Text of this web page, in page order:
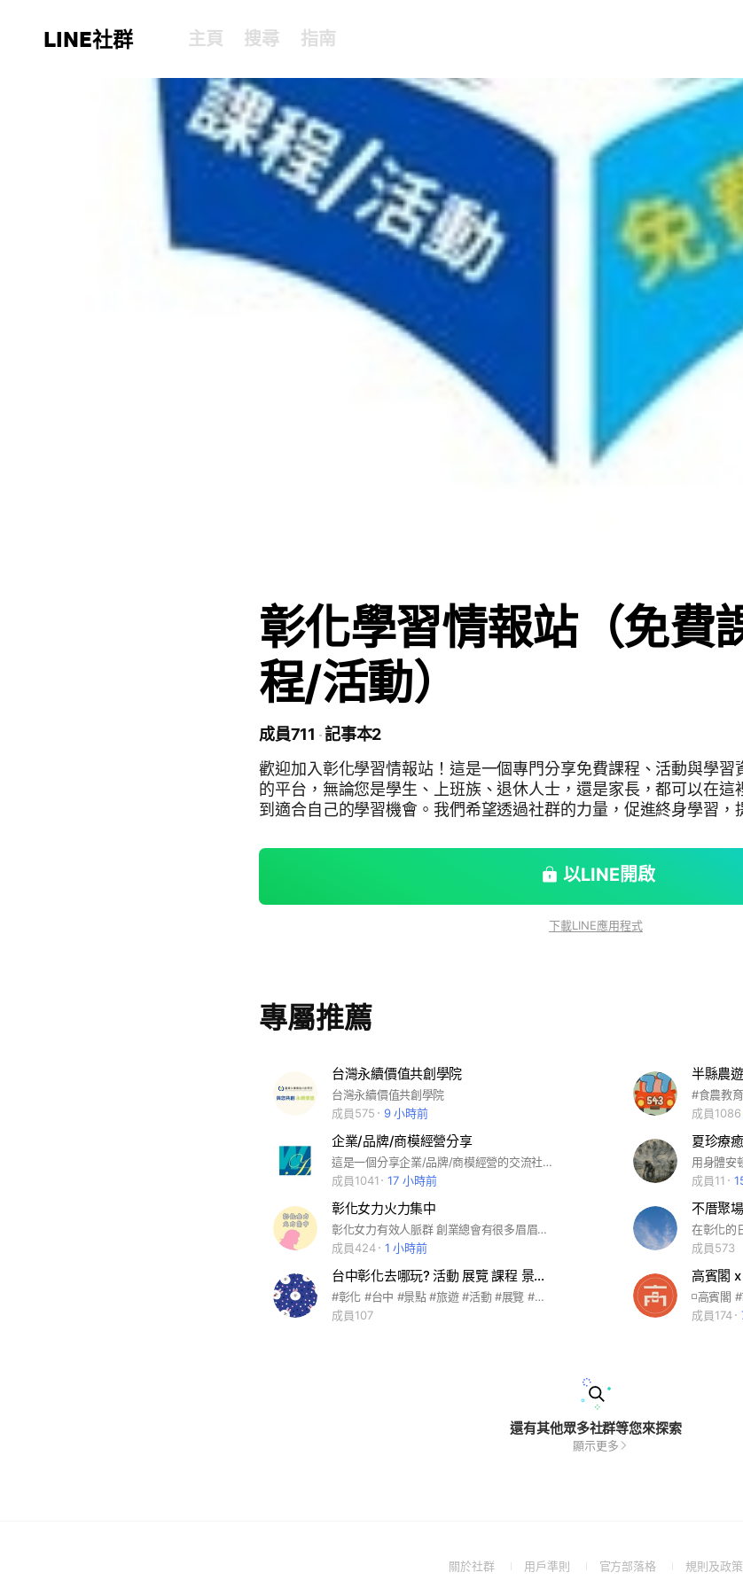
LINE社群 主頁 搜尋 指南
彰化學習情報站（免費
程/活動）
成員711 記事本2
歡迎加入彰化學習情報站！這是一個專門分享免費課程、活動與學習
的平台，無論您是學生、上班族、退休人士，還是家長，都可以在這
到適合自己的學習機會。我們希望透過社群的力量，促進終身學習，
與活動情報。 鼓勵社群成員分享學習心得與推薦資源。 期待您與我們一
同促進學習、共同成長！ #免費課程 #活動資源 #學習資源分分享
以LINE開啟
下載LINE應用程式
專屬推薦
台灣永續價值共創學院
台灣永續價值共創學院
成員575
9 小時前
半縣農
成員1086
企業/品牌/商模經營分享
這是一個分享企業/品牌/商模經營的交流社群，我們會不定時分享相關實務知識、文章、課程、活動、案例、資源，歡迎企業主/二代/主管/擬發展新事業者一起來交流！(PO文請遵守記事本中所載明的管理規章)
成員1041
17 小時前
夏珍療
成員11
彰化女力火力集中
彰化女力有效人脈群 創業總會有很多眉眉角角，尤其媽媽要創業更是艱辛！ 社群目的讓彰化媽媽、彰化女性有創業交流曝光、建立有效人脈、鏈接有效益商業鏈結，互助互惠。 #彰化媽媽 #彰化女力 #彰化女性 #彰化女性 #女力創業 #有效人脈
成員424
1 小時前
不厝聚場
成員573
台中彰化去哪玩? 活動 展覽 課程 景點 美食
#彰化 #台中 #景點 #旅遊 #活動 #展覽 #課程 #手作 #美食
成員107
高賓閣
成員174
還有其他眾多社群等您來探索
顯示更多
關於社群
(Open用戶準則
(Open官方部落格
(Open規則及政策